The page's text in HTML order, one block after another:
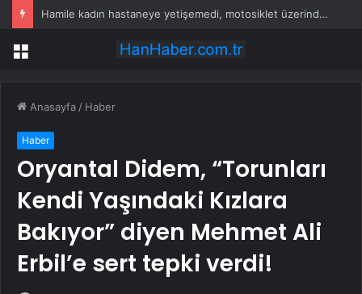
Son dakika… Tutuklu Belediye Başkanı Erdal Beşikçioğlu’nun esrar testi pozitif çıktı
Menü
Anasayfa / Haber
Haber
Oryantal Didem, “Torunları
Kendi Yaşındaki Kızlara
Bakıyor” diyen Mehmet Ali
Erbil’e sert tepki verdi!